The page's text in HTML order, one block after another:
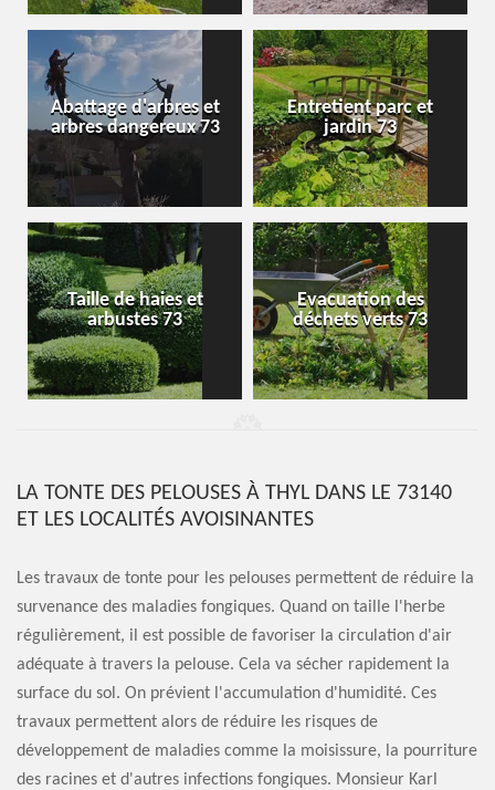
Abattage d'arbres et
arbres dangereux 73
Entretient parc et
jardin 73
Taille de haies et
arbustes 73
Evacuation des
déchets verts 73
LA TONTE DES PELOUSES À THYL DANS LE 73140
ET LES LOCALITÉS AVOISINANTES
Les travaux de tonte pour les pelouses permettent de réduire la
survenance des maladies fongiques. Quand on taille l'herbe
régulièrement, il est possible de favoriser la circulation d'air
adéquate à travers la pelouse. Cela va sécher rapidement la
surface du sol. On prévient l'accumulation d'humidité. Ces
travaux permettent alors de réduire les risques de
développement de maladies comme la moisissure, la pourriture
des racines et d'autres infections fongiques. Monsieur Karl